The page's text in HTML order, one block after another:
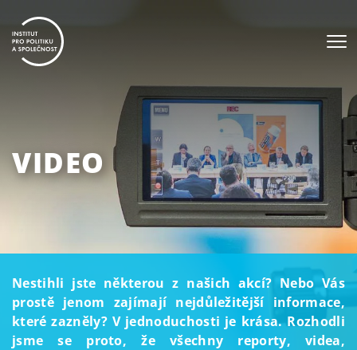
VIDEO
Nestihli jste některou z našich akcí? Nebo Vás
prostě jenom zajímají nejdůležitější informace,
které zazněly? V jednoduchosti je krása. Rozhodli
jsme se proto, že všechny reporty, videa,